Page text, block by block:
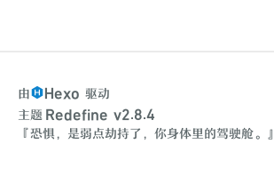
由 Hexo 驱动
主题 Redefine v2.8.4
『恐惧，是弱点劫持了，你身体里的驾驶舱。』